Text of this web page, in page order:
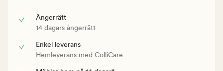
Ångerrätt
14 dagars ångerrätt
Enkel leverans
Hemleverans med ColliCare